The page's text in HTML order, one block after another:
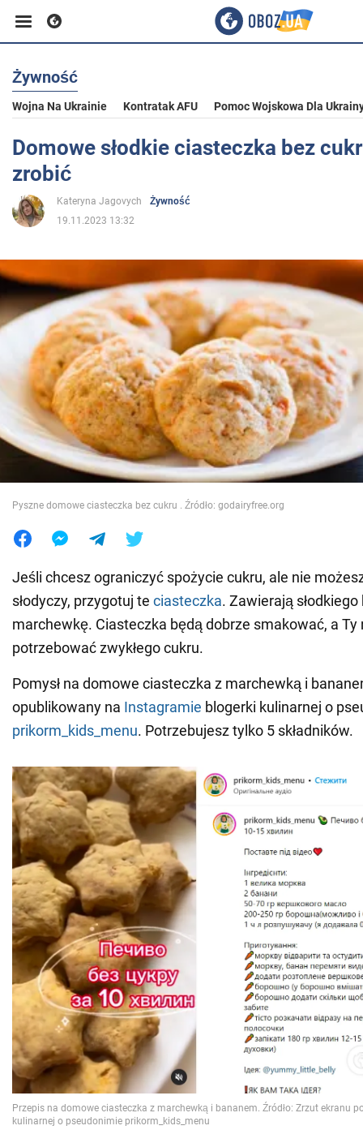
Biznes
Sport
Rozrywka
Polityka
Społeczeństwo
Wojna na Ukrainie
Świat
Jedzenie
Żywność
Wojna Na Ukrainie Kontratak AFU Pomoc Wojskowa Dla
Domowe słodkie ciasteczka bez
zrobić
Kateryna Jagovych
Żywność
19.11.2023 13:32
Pyszne domowe ciasteczka bez cukru . Źródło: godairyfree.org
Jeśli chcesz ograniczyć spożycie cukru, ale nie
słodyczy, przygotuj te ciasteczka. Zawierają słodkiego
marchewkę. Ciasteczka będą dobrze smakować, a Ty
potrzebować zwykłego cukru.
Pomysł na domowe ciasteczka z marchewką i
opublikowany na Instagramie blogerki kulinarnej o
prikorm_kids_menu. Potrzebujesz tylko 5 składników.